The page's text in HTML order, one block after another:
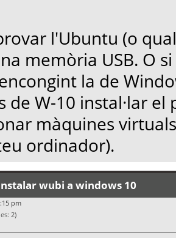
l'Ubuntu (o
memòria USB. O
la de
de W-10 instal·lar
màquines
ordinador).
wubi a windows 10
pm
2)